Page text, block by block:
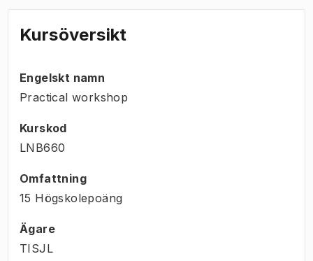
Kursöversikt
Engelskt namn
Practical workshop
Kurskod
LNB660
Omfattning
15 Högskolepoäng
Ägare
TISJL